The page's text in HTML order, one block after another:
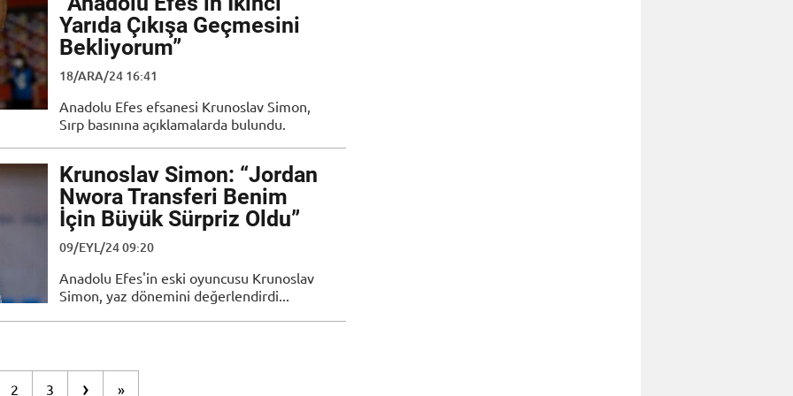
Yarıda Çıkışa Geçmesini
Bekliyorum”
18/ARA/24 16:41
Anadolu Efes efsanesi Krunoslav Simon,
Sırp basınına açıklamalarda bulundu.
Krunoslav Simon: “Jordan
Nwora Transferi Benim
İçin Büyük Sürpriz Oldu”
09/EYL/24 09:20
Anadolu Efes'in eski oyuncusu Krunoslav
Simon, yaz dönemini değerlendirdi...
2 3 › »